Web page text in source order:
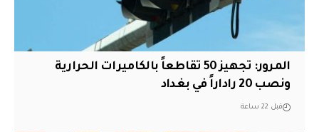
المرور: تجهيز 50 تقاطعاً بالكاميرات الحرارية
ونصب 20 راداراً في بغداد
قبل 22 ساعة